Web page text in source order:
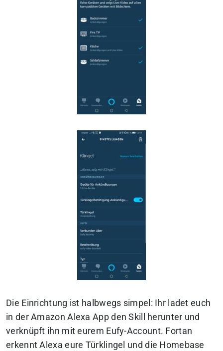
Die Einrichtung ist halbwegs simpel: Ihr ladet euch
in der Amazon Alexa App den Skill herunter und
verknüpft ihn mit eurem Eufy-Account. Fortan
erkennt Alexa eure Türklingel und die Homebase